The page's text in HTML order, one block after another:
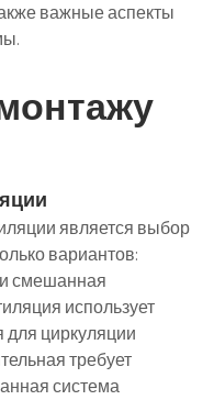
важные аспекты
является выбор
вариантов:
смешанная
использует
для циркуляции
требует
система